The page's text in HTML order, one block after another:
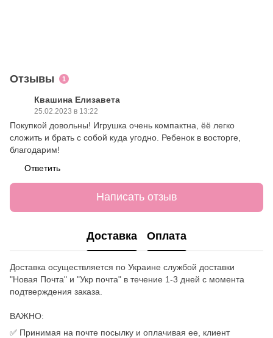
Отзывы 1
Квашина Елизавета
25.02.2023 в 13:22
Покупкой довольны! Игрушка очень компактна, ёё легко
сложить и брать с собой куда угодно. Ребенок в восторге,
благодарим!
Ответить
Написать отзыв
Доставка Оплата
Доставка осуществляется по Украине службой доставки
"Новая Почта" и "Укр почта" в течение 1-3 дней с момента
подтверждения заказа.
ВАЖНО:
✅ Принимая на почте посылку и оплачивая ее, клиент